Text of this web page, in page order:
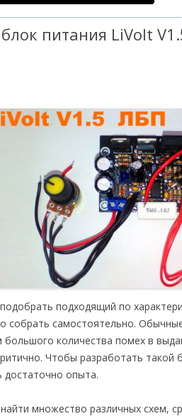
питания LiVolt
подходящий по
собрать самостоятельно.
количества помех в
Чтобы разработать
достаточно опыта.
множество различных схем,